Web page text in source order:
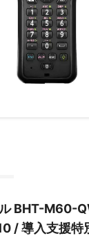
BHT-M60-
/ 導入支援特